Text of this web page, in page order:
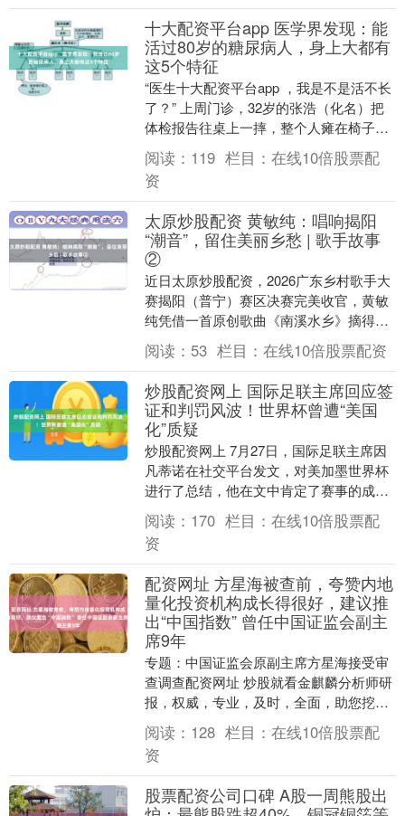
十大配资平台app 医学界发现：能
活过80岁的糖尿病人，身上大都有
这5个特征
“医生十大配资平台app ，我是不是活不长
了？” 上周门诊，32岁的张浩（化名）把
体检报告往桌上一摔，整个人瘫在椅子
上。空腹血糖11.2，糖化血红蛋白9.8%
—....
阅读： 119 栏目： 在线10倍股票配
资
太原炒股配资 黄敏纯：唱响揭阳
“潮音”，留住美丽乡愁 | 歌手故事
②
近日太原炒股配资，2026广东乡村歌手大
赛揭阳（普宁）赛区决赛完美收官，黄敏
纯凭借一首原创歌曲《南溪水乡》摘得亚
军，成功拿到晋级省级半决赛的入场券。
身为榕城区政....
阅读： 53 栏目： 在线10倍股票配资
炒股配资网上 国际足联主席回应签
证和判罚风波！世界杯曾遭“美国
化”质疑
炒股配资网上 7月27日，国际足联主席因
凡蒂诺在社交平台发文，对美加墨世界杯
进行了总结，他在文中肯定了赛事的成
果，并对世界杯期间美伊场内外关系、签
证风波及判罚争....
阅读： 170 栏目： 在线10倍股票配
资
配资网址 方星海被查前，夸赞内地
量化投资机构成长得很好，建议推
出“中国指数” 曾任中国证监会副主
席9年
专题：中国证监会原副主席方星海接受审
查调查配资网址 炒股就看金麒麟分析师研
报，权威，专业，及时，全面，助您挖掘
潜力主题机会！ 来源：大河报 中央纪委国
家监委网站....
阅读： 128 栏目： 在线10倍股票配
资
股票配资公司口碑 A股一周熊股出